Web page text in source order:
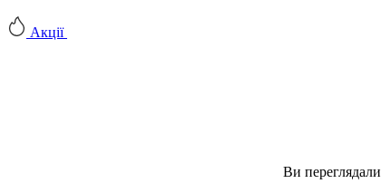
Акції
Ви переглядали